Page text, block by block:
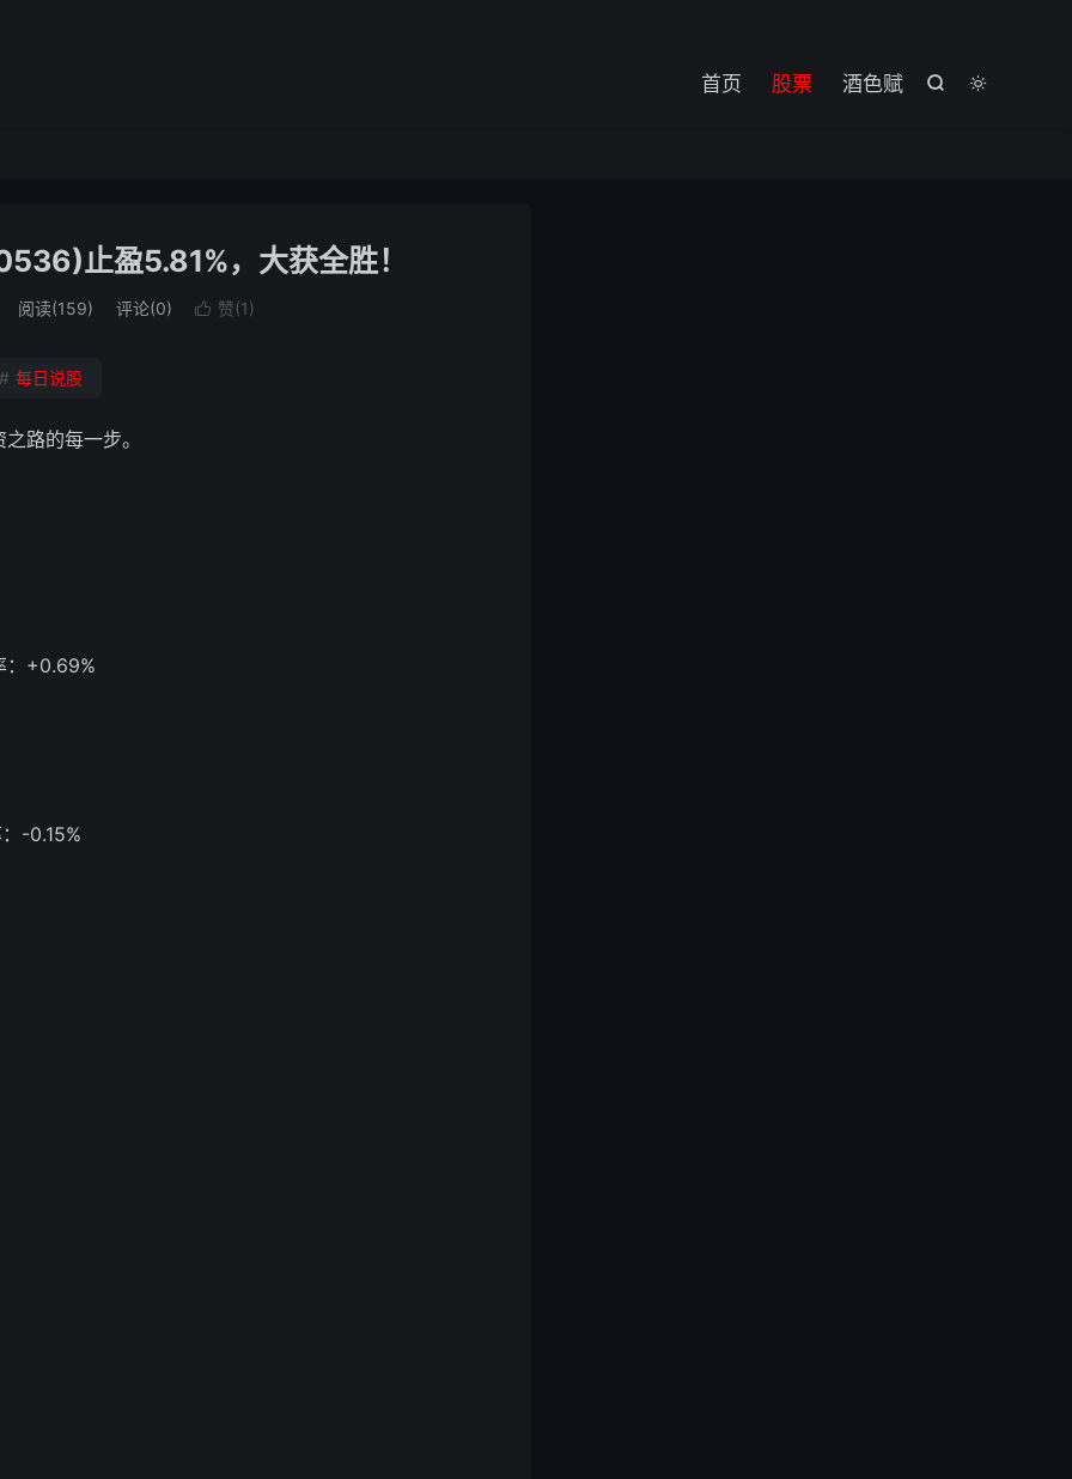


首页 股票 酒色赋
止盈5.81%，大获全胜！
阅读(159) 评论(0)  赞(1)
# 每日说股
路的每一步。
：+0.69%
-0.15%